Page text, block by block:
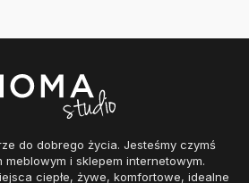
do dobrego życia. Jesteśmy czymś
i sklepem internetowym.
ciepłe, żywe, komfortowe, idealne